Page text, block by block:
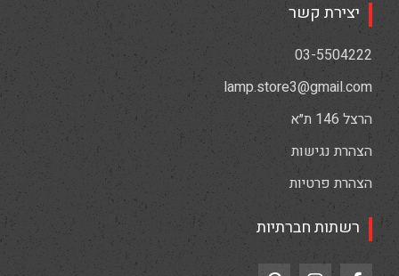
יצירת קשר
03-5504222
lamp.store3@gmail.com
הרצל 146 ת״א
הצהרת נגישות
הצהרת פרטיות
רשתות חברתיות